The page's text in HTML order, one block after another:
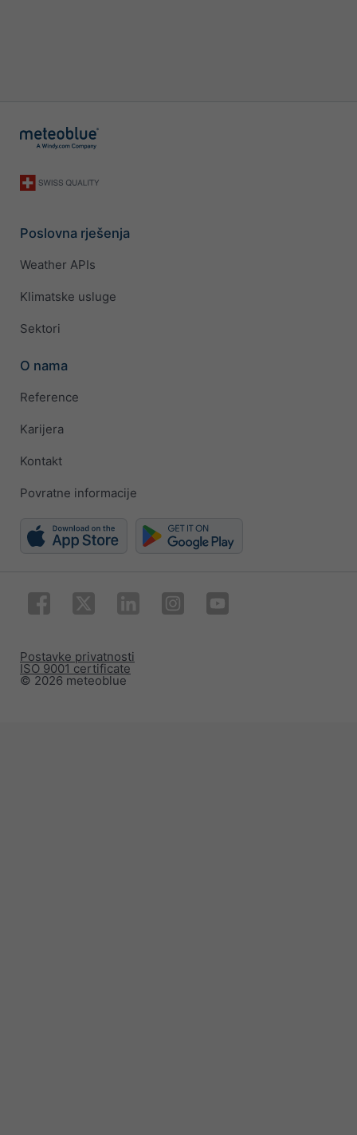
Poslovna rješenja
Weather APIs
Klimatske usluge
Sektori
O nama
Reference
Karijera
Kontakt
Povratne informacije
© 2026 meteoblue
ISO 9001 certificate
Postavke privatnosti